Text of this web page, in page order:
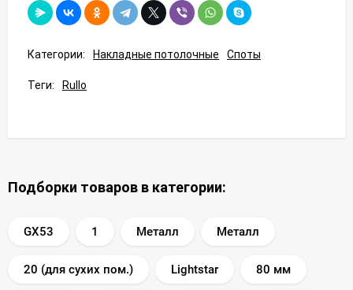
Категории: Накладные потолочные Споты
Теги: Rullo
Подборки товаров в категории:
GX53 1 Металл Металл
20 (для сухих пом.) Lightstar 80 мм